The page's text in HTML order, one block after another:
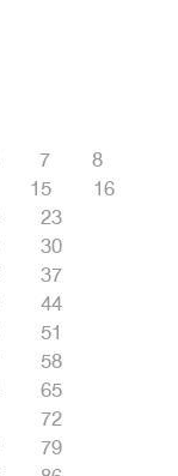
7
8
15
16
23
30
37
44
51
58
65
72
79